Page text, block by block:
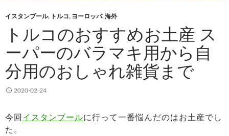
イスタンブール, トルコ, ヨーロッパ,海外
トルコのおすすめお土産 ス
ーパーのバラマキ用から自
分用のおしゃれ雑貨まで
2020-02-24
今回イスタンブールに行って一番悩んだのはお土産でし
た。